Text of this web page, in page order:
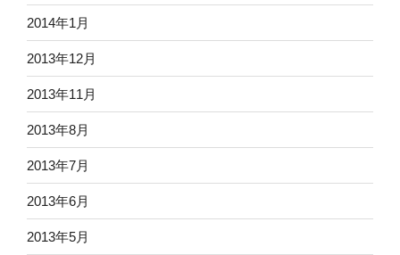
2014年1月
2013年12月
2013年11月
2013年8月
2013年7月
2013年6月
2013年5月